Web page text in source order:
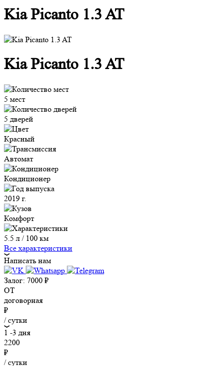
Kia Picanto 1.3 AT
Kia Picanto 1.3 AT
5 мест
5 дверей
Красный
Автомат
Кондиционер
2019 г.
Комфорт
5.5 л / 100 км
Все характеристики
Написать нам
Залог: 7000 ₽
ОТ
договорная
₽
/ сутки
1 -3 дня
2200
₽
/ сутки